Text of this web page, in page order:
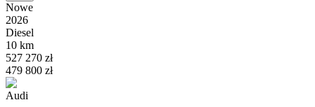
Nowe
2026
Diesel
10 km
527 270 zł
479 800 zł
Audi